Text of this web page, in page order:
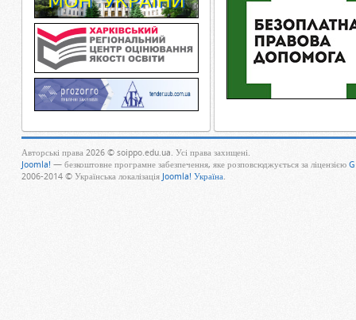
Авторські права 2026 © soippo.edu.ua. Усі права захищені.
Joomla! — безкоштовне програмне забезпечення, яке розповсюджується за ліцензією
2006-2014 © Українська локалізація Joomla! Україна.